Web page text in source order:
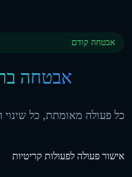
אבטחה קודם
אבטחה
כל פעולה מאומתת, כל
אישור פעולה לפעולות קריטיות